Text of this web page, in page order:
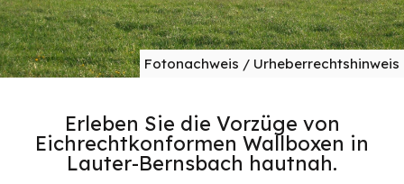
Fotonachweis / Urheberrechtshinweis
Erleben Sie die Vorzüge von
Eichrechtkonformen Wallboxen in
Lauter-Bernsbach hautnah.